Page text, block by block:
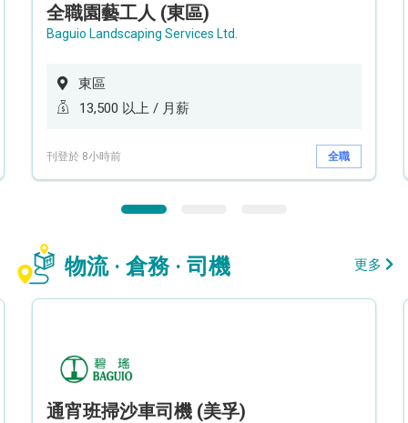
全職園藝工人 (東區)
Baguio Landscaping Services Ltd.
東區
13,500 以上 / 月薪
刊登於 8小時前 全職
物流 · 倉務 · 司機 更多
通宵班掃沙車司機 (美孚)